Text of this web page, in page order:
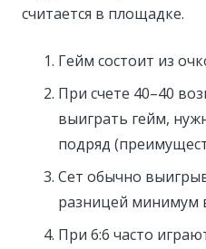
считается в площадке.
Гейм состоит из
При счете 40–40
выиграть гейм,
подряд
Сет обычно
разницей минимум
При 6:6 часто